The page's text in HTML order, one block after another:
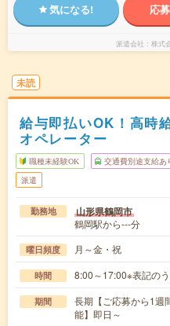
気になる! 応
派遣会社 株式
未読
給与即払いOK！高時
オペレーター
職種未経験OK 交通費別途支給あ
派遣
勤務地 山形県鶴岡市
鶴岡駅から---分
曜日頻度 月～金・祝
時間 8:00～17:00※表記のう
期間
長期【ご応募から1週
能】即日～